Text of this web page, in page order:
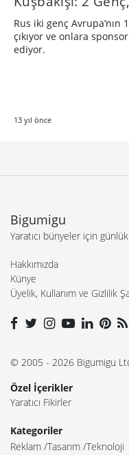
13 yıl önce
Hakkımızda
© 2005 - 2026 Bigumigu Ltd.
Özel İçerikler
Yaratıcı Fikirler
Reklam
Tasarım Teknoloji
Çalışmanızı gönderin
İş ilanı yayınlayın